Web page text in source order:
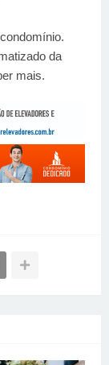
da
mais.